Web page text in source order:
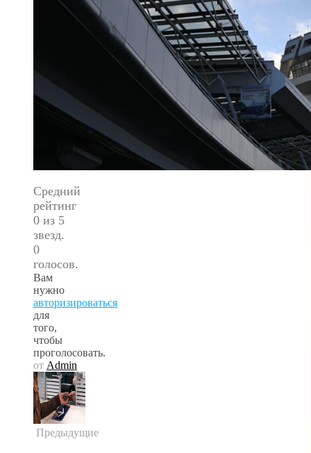
Средний
рейтинг
0 из 5
звезд.
0
голосов.
Вам
нужно
авторизироваться
для
того,
чтобы
проголосовать.
от Admin
Предыдущие